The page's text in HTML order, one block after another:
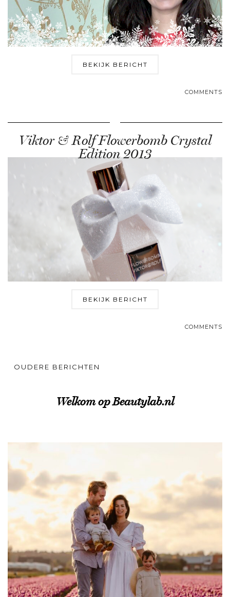
BEKIJK BERICHT
COMMENTS
Viktor & Rolf Flowerbomb Crystal
Edition 2013
BEKIJK BERICHT
COMMENTS
OUDERE BERICHTEN
Welkom op Beautylab.nl